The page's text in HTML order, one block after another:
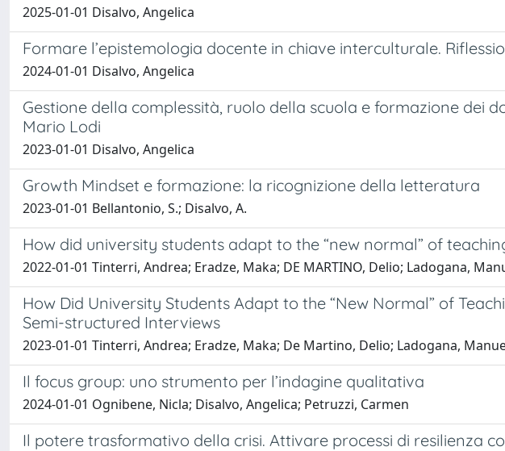
2025-01-01 Disalvo, Angelica
Formare l’epistemologia docente in chiave interculturale.
2024-01-01 Disalvo, Angelica
Gestione della complessità, ruolo della scuola e formazione dei
Mario Lodi
2023-01-01 Disalvo, Angelica
Growth Mindset e formazione: la ricognizione della letteratura
2023-01-01 Bellantonio, S.; Disalvo, A.
How did university students adapt to the “new normal” of
2022-01-01 Tinterri, Andrea; Eradze, Maka; DE MARTINO, Delio; Ladogana,
How Did University Students Adapt to the “New Normal” of
Semi-structured Interviews
2023-01-01 Tinterri, Andrea; Eradze, Maka; De Martino, Delio; Ladogana,
Il focus group: uno strumento per l’indagine qualitativa
2024-01-01 Ognibene, Nicla; Disalvo, Angelica; Petruzzi, Carmen
Il potere trasformativo della crisi. Attivare processi di resilienza